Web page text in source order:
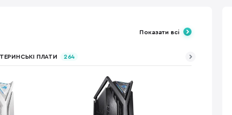
Показати всі
ПЛАТИ 264